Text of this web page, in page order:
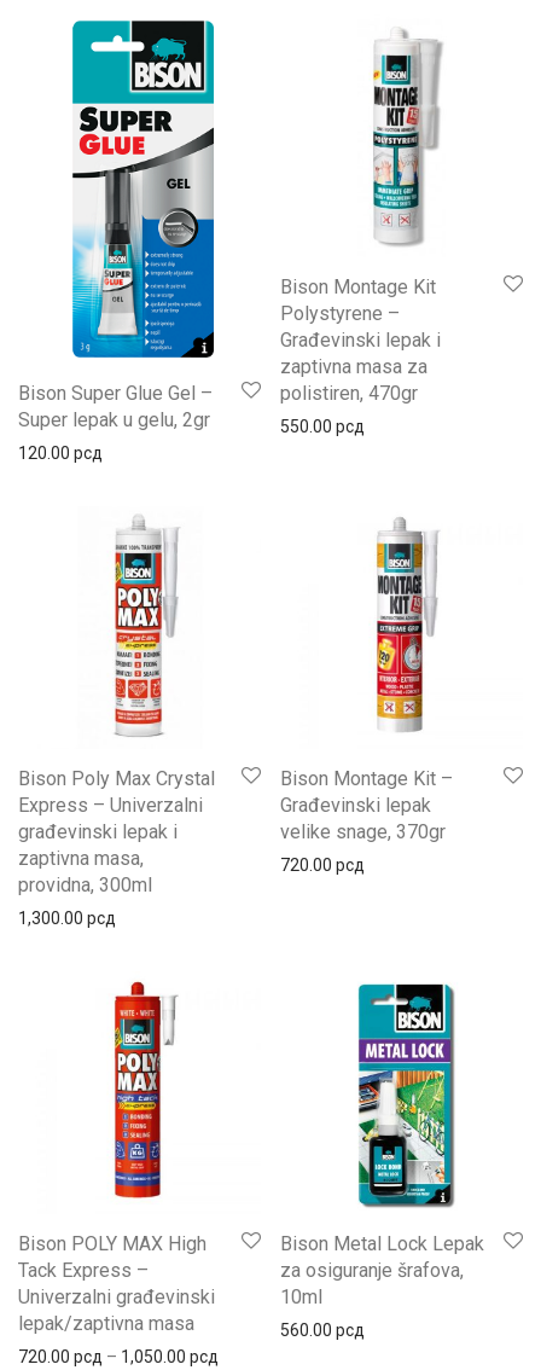
Bison Super Glue Gel –
Super lepak u gelu, 2gr
120.00 рсд
Bison Montage Kit
Polystyrene –
Građevinski lepak i
zaptivna masa za
polistiren, 470gr
550.00 рсд
Bison Poly Max Crystal
Express – Univerzalni
građevinski lepak i
zaptivna masa,
providna, 300ml
1,300.00 рсд
Bison Montage Kit –
Građevinski lepak
velike snage, 370gr
720.00 рсд
Bison POLY MAX High
Tack Express –
Univerzalni građevinski
lepak/zaptivna masa
720.00 рсд – 1,050.00 рсд
Bison Metal Lock Lepak
za osiguranje šrafova,
10ml
560.00 рсд